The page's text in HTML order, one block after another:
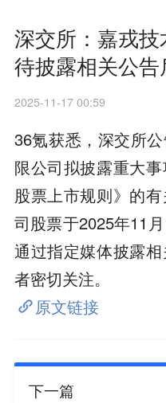
深交所：嘉戎技
待披露相关公告
2025-11-17 00:59
36氪获悉，深交所
限公司拟披露重大
股票上市规则》的
司股票于2025年11
通过指定媒体披露
者密切关注。
原文链接
下一篇